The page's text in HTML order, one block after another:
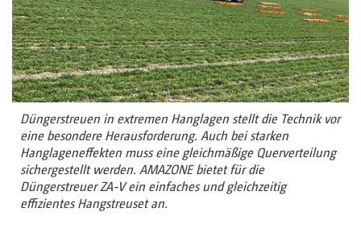
Düngerstreuen in extremen Hanglagen stellt die Technik vor
eine besondere Herausforderung. Auch bei starken
Hanglageneffekten muss eine gleichmäßige Querverteilung
sichergestellt werden. AMAZONE bietet für die
Düngerstreuer ZA-V ein einfaches und gleichzeitig
effizientes Hangstreuset an.